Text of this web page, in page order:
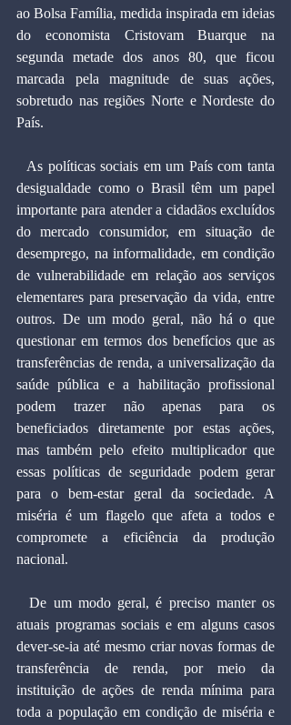
ao Bolsa Família, medida inspirada em ideias
do economista Cristovam Buarque na
segunda metade dos anos 80, que ficou
marcada pela magnitude de suas ações,
sobretudo nas regiões Norte e Nordeste do
País.
desigualdade como o Brasil têm um papel
importante para atender a cidadãos excluídos
do mercado consumidor, em situação de
desemprego, na informalidade, em condição
de vulnerabilidade em relação aos serviços
elementares para preservação da vida, entre
outros. De um modo geral, não há o que
questionar em termos dos benefícios que as
transferências de renda, a universalização da
saúde pública e a habilitação profissional
podem trazer não apenas para os
beneficiados diretamente por estas ações,
mas também pelo efeito multiplicador que
essas políticas de seguridade podem gerar
para o bem-estar geral da sociedade. A
miséria é um flagelo que afeta a todos e
compromete a eficiência da produção
nacional.
  De um modo geral, é preciso manter os
atuais programas sociais e em alguns casos
dever-se-ia até mesmo criar novas formas de
transferência de renda, por meio da
instituição de ações de renda mínima para
toda a população em condição de miséria e